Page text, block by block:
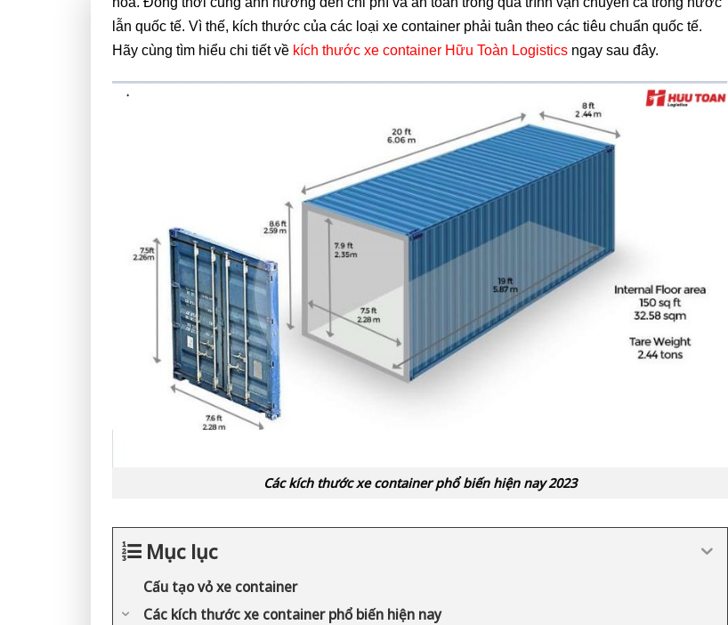
lẫn quốc tế. Vì thế, kích thước của các loại xe container phải tuân theo các tiêu chuẩn quốc tế.
Hãy cùng tìm hiểu chi tiết về kích thước xe container Hữu Toàn Logistics ngay sau đây.
Các kích thước xe container phổ biến hiện nay 2023
Mục lục
Cấu tạo vỏ xe container
Các kích thước xe container phổ biến hiện nay